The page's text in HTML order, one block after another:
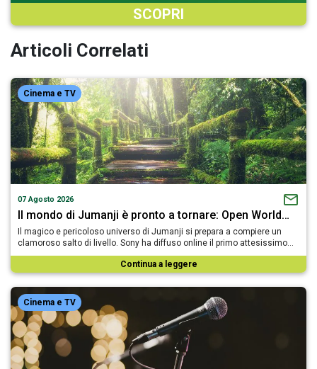
SCOPRI
Articoli Correlati
Cinema e TV
07 Agosto 2026
Il mondo di Jumanji è pronto a tornare: Open World…
Il magico e pericoloso universo di Jumanji si prepara a compiere un
clamoroso salto di livello. Sony ha diffuso online il primo attesissimo…
Continua a leggere
Cinema e TV